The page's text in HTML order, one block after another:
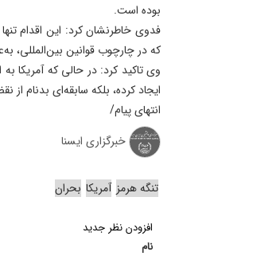
بوده است.
فدوی خاطرنشان کرد: این اقدام
که در چارچوب قوانین بین‌المللی،
وی تاکید کرد: در حالی که آمریکا
ایجاد کرده، بلکه سابقه‌ای بدنام
انتهای پیام/
خبرگزاری ایسنا
تنگه هرمز آمریکا بحران
افزودن نظر جدید
نام